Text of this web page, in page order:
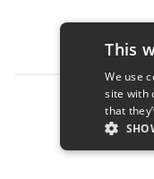
This
We use
site with
that